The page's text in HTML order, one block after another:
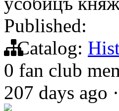
Published:
Catalog:
0 fan club
207 days ago ·